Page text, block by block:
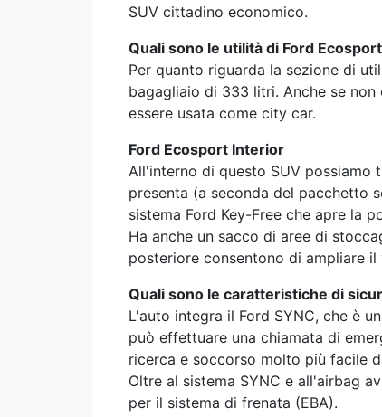
SUV cittadino economico.
Quali sono le utilità di Ford
Per quanto riguarda la sezione di
bagagliaio di 333 litri. Anche se
essere usata come city car.
Ford Ecosport Interior
All'interno di questo SUV possiamo
presenta (a seconda del pacchetto
sistema Ford Key-Free che apre la
Ha anche un sacco di aree di
posteriore consentono di ampliare
Quali sono le caratteristiche di
L'auto integra il Ford SYNC, che è
può effettuare una chiamata di
ricerca e soccorso molto più facile
Oltre al sistema SYNC e all'airbag
per il sistema di frenata (EBA).